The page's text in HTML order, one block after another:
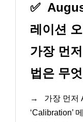
✅
레이션
가장 먼
법은 무
→
가장 먼저
‘Calibration’